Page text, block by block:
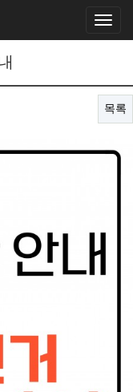
Toggle
목록